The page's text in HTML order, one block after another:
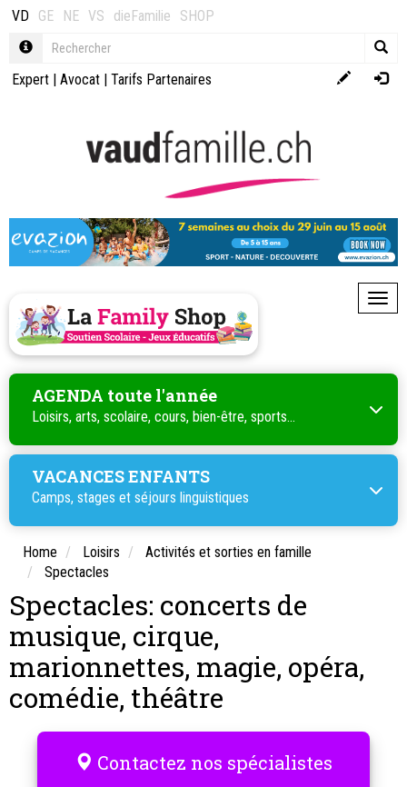
VD GE NE VS dieFamilie SHOP
Expert | Avocat | Tarifs Partenaires
AGENDA toute l'année
Loisirs, arts, scolaire, cours, bien-être, sports...
VACANCES ENFANTS
Camps, stages et séjours linguistiques
Home Loisirs
Activités et sorties en famille
Spectacles
Spectacles: concerts de
musique, cirque,
marionnettes, magie, opéra,
comédie, théâtre
Contactez nos spécialistes